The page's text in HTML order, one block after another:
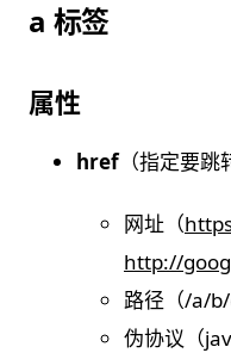
a 标签
属性
href（指定要跳
网址（
http://
路径（/a/
伪协议（